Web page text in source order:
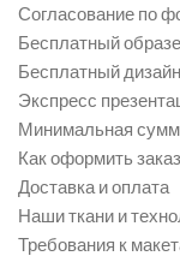
Согласование по
Бесплатный
Бесплатный дизайн
Экспресс
Минимальная
Как оформить заказ
Доставка и оплата
Наши ткани и
Требования к